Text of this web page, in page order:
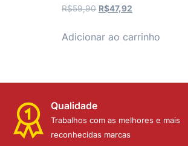
R$59,90 R$47,92
Adicionar ao carrinho
Qualidade
Trabalhos com as melhores e mais
reconhecidas marcas